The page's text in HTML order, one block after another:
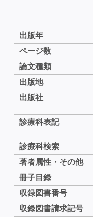
出版年
ページ数
論文種類
出版地
出版社
診療科表記
診療科検索
著者属性・その他
冊子目録
収録図書番号
収録図書請求記号